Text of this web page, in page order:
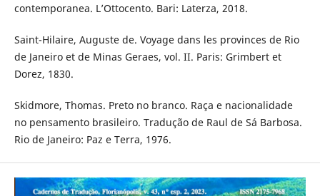
contemporanea. L’Ottocento. Bari: Laterza, 2018.
Saint-Hilaire, Auguste de. Voyage dans les provinces de Rio
de Janeiro et de Minas Geraes, vol. II. Paris: Grimbert et
Dorez, 1830.
Skidmore, Thomas. Preto no branco. Raça e nacionalidade
no pensamento brasileiro. Tradução de Raul de Sá Barbosa.
Rio de Janeiro: Paz e Terra, 1976.